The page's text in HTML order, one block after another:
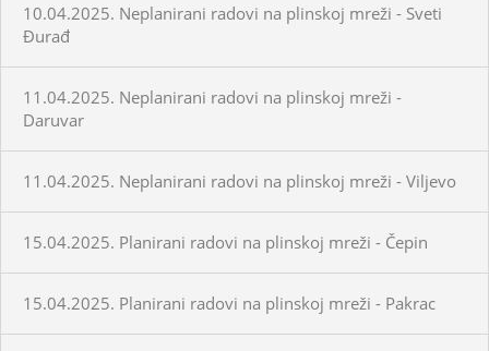
10.04.2025. Neplanirani radovi na plinskoj mreži - Sveti
Đurađ
11.04.2025. Neplanirani radovi na plinskoj mreži -
Daruvar
11.04.2025. Neplanirani radovi na plinskoj mreži - Viljevo
15.04.2025. Planirani radovi na plinskoj mreži - Čepin
15.04.2025. Planirani radovi na plinskoj mreži - Pakrac